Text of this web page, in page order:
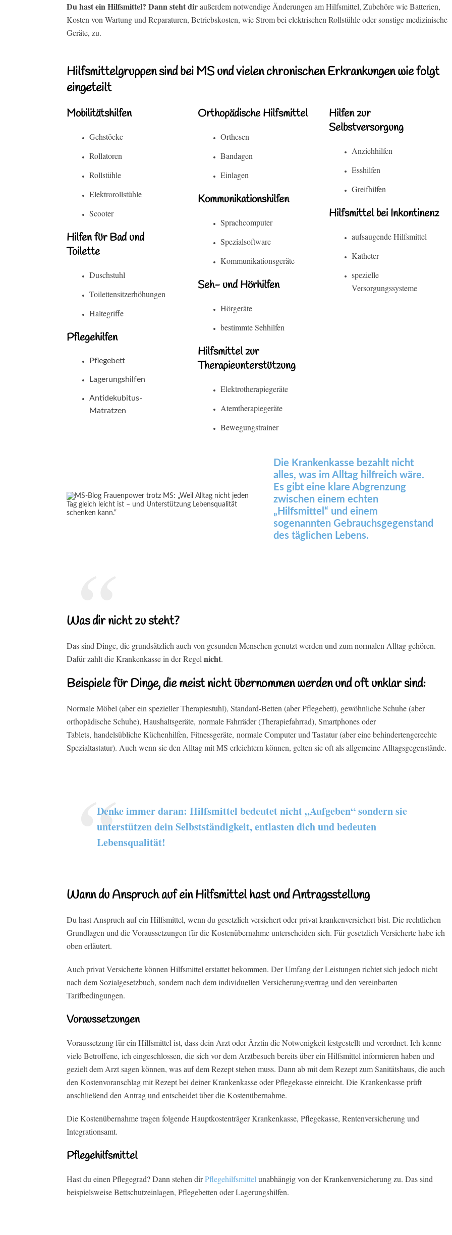
Du hast ein Hilfsmittel? Dann steht diraußerdem notwendige Änderungen am Hilfsmittel, Zubehöre wie Batterien,
Kosten von Wartung und Reparaturen, Betriebskosten, wie Strom bei elektrischen Rollstühle oder sonstige medizinische
Geräte, zu.
Hilfsmittelgruppen sind bei MS und vielen chronischen Erkrankungen wie folgt
eingeteilt
Mobilitätshilfen
Gehstöcke
Rollatoren
Rollstühle
Elektrorollstühle
Scooter
Hilfen für Bad und
Toilette
Duschstuhl
Toilettensitzerhöhungen
Haltegriffe
Pflegehilfen
Pflegebett
Lagerungshilfen
Antidekubitus-
Matratzen
Orthopädische Hilfsmittel
Orthesen
Bandagen
Einlagen
Kommunikationshilfen
Sprachcomputer
Spezialsoftware
Kommunikationsgeräte
Seh- und Hörhilfen
Hörgeräte
bestimmte Sehhilfen
Hilfsmittel zur
Therapieunterstützung
Elektrotherapiegeräte
Atemtherapiegeräte
Bewegungstrainer
Hilfen zur
Selbstversorgung
Anziehhilfen
Esshilfen
Greifhilfen
Hilfsmittel bei Inkontinenz
aufsaugende Hilfsmittel
Katheter
spezielle
Versorgungssysteme
Die Krankenkasse bezahlt nicht
alles, was im Alltag hilfreich wäre.
Es gibt eine klare Abgrenzung
zwischen einem echten
„Hilfsmittel“ und einem
sogenannten Gebrauchsgegenstand
des täglichen Lebens.
Was dir nicht zu steht?
Das sind Dinge, die grundsätzlich auch von gesunden Menschen genutzt werden und zum normalen Alltag gehören.
Dafür zahlt die Krankenkasse in der Regel nicht.
Beispiele für Dinge, die meist nicht übernommen werden und oft unklar sind:
Normale Möbel (aber ein spezieller Therapiestuhl), Standard-Betten (aber Pflegebett), gewöhnliche Schuhe (aber
orthopädische Schuhe), Haushaltsgeräte, normale Fahrräder (Therapiefahrrad), Smartphones oder
Tablets, handelsübliche Küchenhilfen, Fitnessgeräte, normale Computer und Tastatur (aber eine behindertengerechte
Spezialtastatur). Auch wenn sie den Alltag mit MS erleichtern können, gelten sie oft als allgemeine Alltagsgegenstände.
Denke immer daran: Hilfsmittel bedeutet nicht „Aufgeben“ sondern sie
unterstützen dein Selbstständigkeit, entlasten dich und bedeuten
Lebensqualität!
Wann du Anspruch auf ein Hilfsmittel hast und Antragsstellung
Du hast Anspruch auf ein Hilfsmittel, wenn du gesetzlich versichert oder privat krankenversichert bist. Die rechtlichen
Grundlagen und die Voraussetzungen für die Kostenübernahme unterscheiden sich. Für gesetzlich Versicherte habe ich
oben erläutert.
Auch privat Versicherte können Hilfsmittel erstattet bekommen. Der Umfang der Leistungen richtet sich jedoch nicht
nach dem Sozialgesetzbuch, sondern nach dem individuellen Versicherungsvertrag und den vereinbarten
Tarifbedingungen.
Voraussetzungen
Voraussetzung für ein Hilfsmittel ist, dass dein Arzt oder Ärztin die Notwenigkeit festgestellt und verordnet. Ich kenne
viele Betroffene, ich eingeschlossen, die sich vor dem Arztbesuch bereits über ein Hilfsmittel informieren haben und
gezielt dem Arzt sagen können, was auf dem Rezept stehen muss. Dann ab mit dem Rezept zum Sanitätshaus, die auch
den Kostenvoranschlag mit Rezept bei deiner Krankenkasse oder Pflegekasse einreicht. Die Krankenkasse prüft
anschließend den Antrag und entscheidet über die Kostenübernahme.
Die Kostenübernahme tragen folgende Hauptkostenträger Krankenkasse, Pflegekasse, Rentenversicherung und
Integrationsamt.
Pflegehilfsmittel
Hast du einen Pflegegrad? Dann stehen dirPflegehilfsmittel unabhängig von der Krankenversicherung zu. Das sind
beispielsweise Bettschutzeinlagen, Pflegebetten oder Lagerungshilfen.